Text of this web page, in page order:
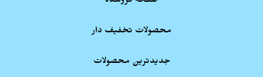
محصولات تخفیف دار
جدیدترین محصولات